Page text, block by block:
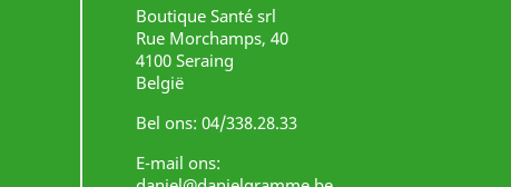
Boutique Santé srl
Rue Morchamps, 40
4100 Seraing
België
Bel ons: 04/338.28.33
E-mail ons: